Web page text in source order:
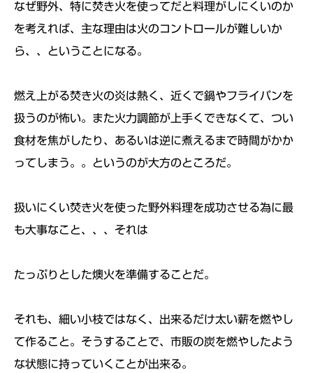
なぜ野外、特に焚き火を使ってだと料理がしにくいのか
を考えれば、主な理由は火のコントロールが難しいか
ら、、ということになる。
燃え上がる焚き火の炎は熱く、近くで鍋やフライパンを
扱うのが怖い。また火力調節が上手くできなくて、つい
食材を焦がしたり、あるいは逆に煮えるまで時間がかか
ってしまう。。というのが大方のところだ。
扱いにくい焚き火を使った野外料理を成功させる為に最
も大事なこと、、、それは
たっぷりとした燠火を準備することだ。
それも、細い小枝ではなく、出来るだけ太い薪を燃やし
て作ること。そうすることで、市販の炭を燃やしたよう
な状態に持っていくことが出来る。